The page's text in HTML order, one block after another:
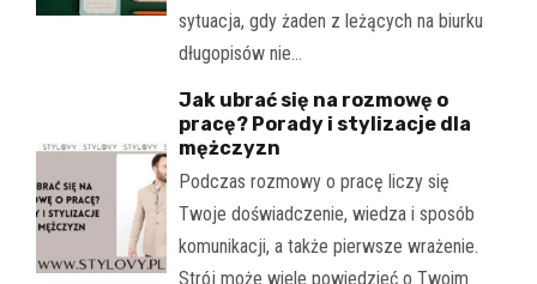
sytuacja, gdy żaden z leżących na biurku
długopisów nie…
Jak ubrać się na rozmowę o
pracę? Porady i stylizacje dla
mężczyzn
Podczas rozmowy o pracę liczy się
Twoje doświadczenie, wiedza i sposób
komunikacji, a także pierwsze wrażenie.
Strój może wiele powiedzieć o Twoim